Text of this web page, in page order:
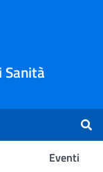
Eventi